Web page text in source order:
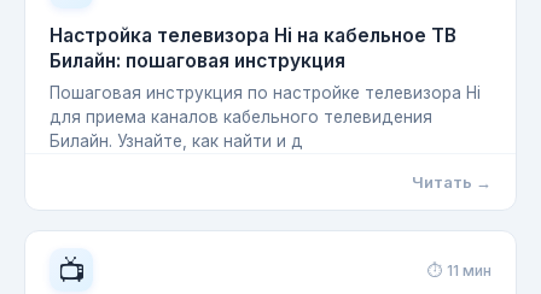
Настройка телевизора Hi на кабельное ТВ
Билайн: пошаговая инструкция
Пошаговая инструкция по настройке телевизора Hi
для приема каналов кабельного телевидения
Билайн. Узнайте, как найти и д
Читать →
📺 ⏱ 11 мин